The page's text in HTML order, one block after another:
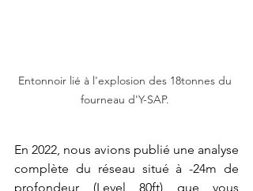
Entonnoir lié à l'explosion des 18tonnes du
fourneau d'Y-SAP.
En 2022, nous avions publié une analyse
complète du réseau situé à -24m de
profondeur (Level 80ft) que vous